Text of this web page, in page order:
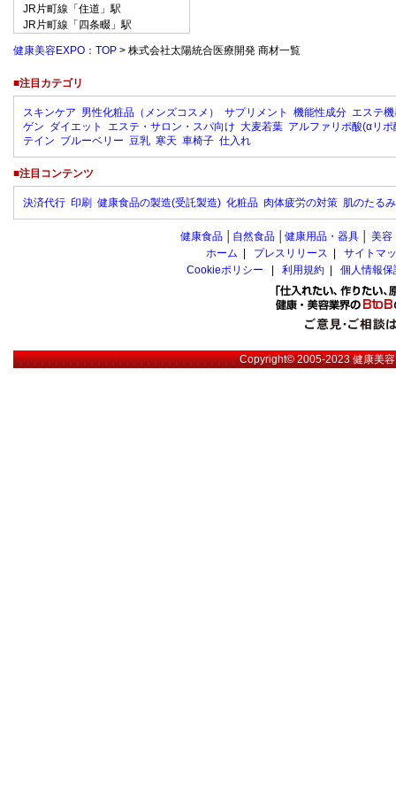
JR片町線「住道」駅
JR片町線「四条畷」駅
健康美容EXPO：TOP > 株式会社太陽統合医療開発 商材一覧
■注目カテゴリ
スキンケア 男性化粧品（メンズコスメ） サプリメント 機能性成分 エステ
ゲン ダイエット エステ・サロン・スパ向け 大麦若葉 アルファリポ酸(αリポ
テイン ブルーベリー 豆乳 寒天 車椅子 仕入れ
■注目コンテンツ
決済代行 印刷 健康食品の製造(受託製造) 化粧品 肉体疲労の対策 肌のたる
健康食品 自然食品 健康用品・器具 美容
ホーム
プレスリリース
サイトマ
Cookieポリシー
利用規約 個人情報
Copyright© 2005-2023健康美